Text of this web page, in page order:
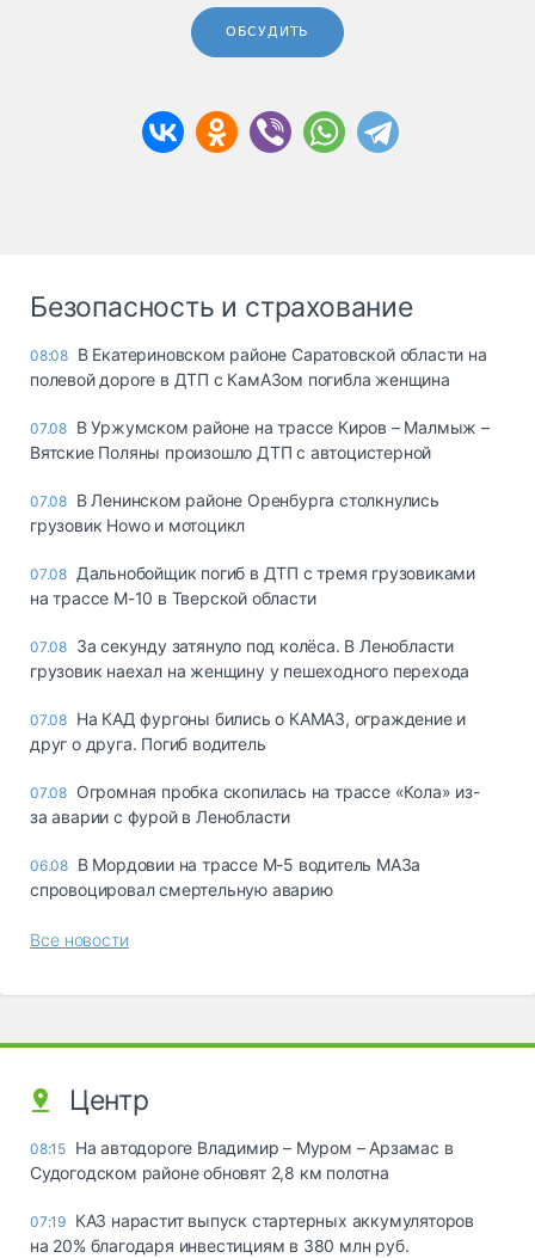
ОБСУДИТЬ
Безопасность и страхование
08:08 В Екатериновском районе Саратовской области на
полевой дороге в ДТП с КамАЗом погибла женщина
07.08 В Уржумском районе на трассе Киров – Малмыж –
Вятские Поляны произошло ДТП с автоцистерной
07.08 В Ленинском районе Оренбурга столкнулись
грузовик Howo и мотоцикл
07.08 Дальнобойщик погиб в ДТП с тремя грузовиками
на трассе М-10 в Тверской области
07.08 За секунду затянуло под колёса. В Ленобласти
грузовик наехал на женщину у пешеходного перехода
07.08 На КАД фургоны бились о КАМАЗ, ограждение и
друг о друга. Погиб водитель
07.08 Огромная пробка скопилась на трассе «Кола» из-
за аварии с фурой в Ленобласти
06.08 В Мордовии на трассе М-5 водитель МАЗа
спровоцировал смертельную аварию
Все новости
Центр
08:15 На автодороге Владимир – Муром – Арзамас в
Судогодском районе обновят 2,8 км полотна
07:19 КАЗ нарастит выпуск стартерных аккумуляторов
на 20% благодаря инвестициям в 380 млн руб.